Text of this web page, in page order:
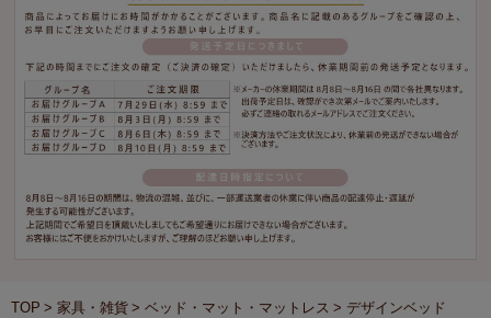
TOP 家具・雑貨 ベッド・マット・マットレス
デザインベッド